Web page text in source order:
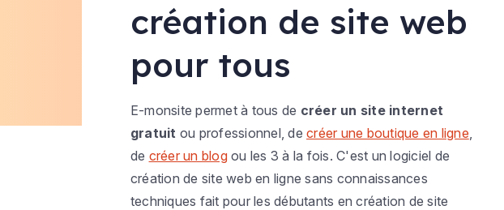
création de site web
pour tous
E-monsite permet à tous de créer un site internet
gratuit ou professionnel, decréer une boutique en ligne,
de créer un blogou les 3 à la fois. C'est un logiciel de
création de site web en ligne sans connaissances
techniques fait pour les débutants en création de site